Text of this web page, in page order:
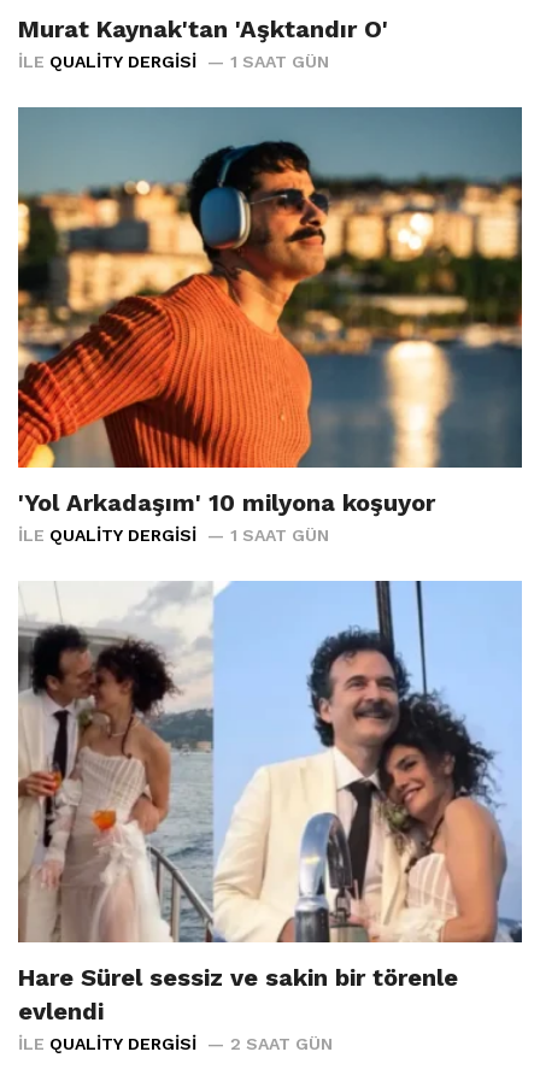
Murat Kaynak'tan 'Aşktandır O'
İLE QUALITY DERGISI 1 SAAT GÜN
'Yol Arkadaşım' 10 milyona koşuyor
İLE QUALITY DERGISI 1 SAAT GÜN
Hare Sürel sessiz ve sakin bir törenle
evlendi
İLE QUALITY DERGISI 2 SAAT GÜN